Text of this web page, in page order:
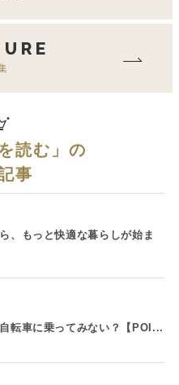
読む 」の
事
、もっと快適な暮らしが始ま
転車に乗ってみない？【POI...